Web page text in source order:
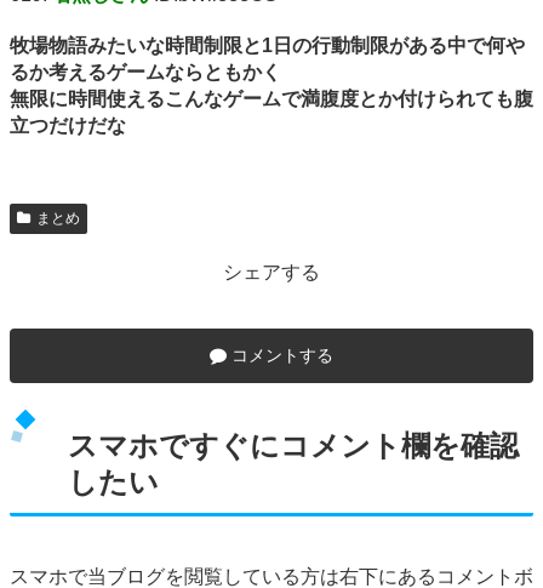
牧場物語みたいな時間制限と1日の行動制限がある中で何や
るか考えるゲームならともかく
無限に時間使えるこんなゲームで満腹度とか付けられても腹
立つだけだな
まとめ
シェアする
コメントする
スマホですぐにコメント欄を確認
したい
スマホで当ブログを閲覧している方は右下にあるコメントボ